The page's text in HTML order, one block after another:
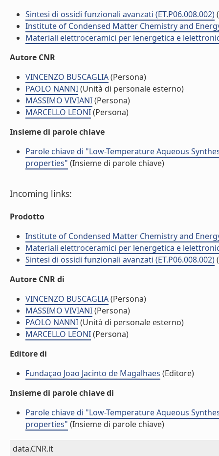
Sintesi di ossidi funzionali avanzati (ET.P06.008.002)
Institute of Condensed Matter Chemistry and
Materiali elettroceramici per lenergetica e
Autore CNR
VINCENZO BUSCAGLIA(Persona)
PAOLO NANNI(Unità di personale esterno)
MASSIMO VIVIANI(Persona)
MARCELLO LEONI(Persona)
Insieme di parole chiave
Parole chiave di "Low-Temperature Aqueous
properties" (Insieme di parole chiave)
Incoming links:
Prodotto
Institute of Condensed Matter Chemistry and
Materiali elettroceramici per lenergetica e
Sintesi di ossidi funzionali avanzati (ET.P06.008.002)
Autore CNR di
VINCENZO BUSCAGLIA(Persona)
MASSIMO VIVIANI(Persona)
PAOLO NANNI(Unità di personale esterno)
MARCELLO LEONI(Persona)
Editore di
Fundaçao Joao Jacinto de Magalhaes (Editore)
Insieme di parole chiave di
Parole chiave di "Low-Temperature Aqueous
properties" (Insieme di parole chiave)
data.CNR.it